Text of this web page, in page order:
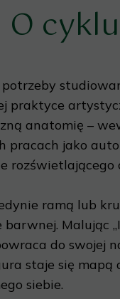
O
potrzeby
praktyce
anatomię –
pracach jako
rozświetlającego
ramą lub
Malując
do swojej
staje się
siebie.